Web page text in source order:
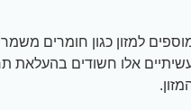
למזון כגון חומרים
אלו חשודים בהעלאת